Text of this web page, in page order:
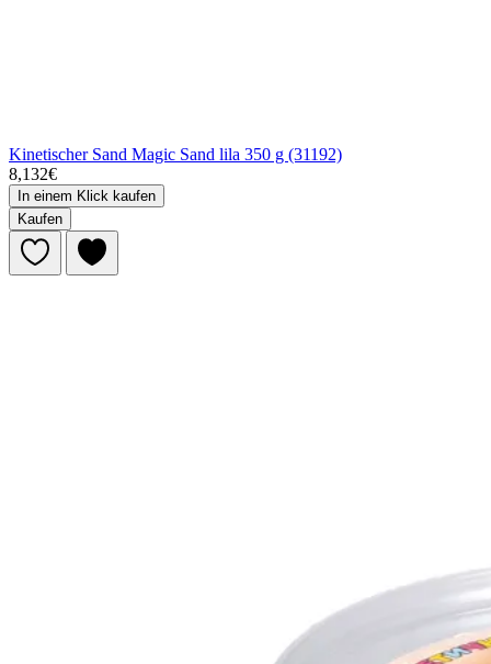
Kinetischer Sand Magic Sand lila 350 g (31192)
8,132€
In einem Klick kaufen
Kaufen